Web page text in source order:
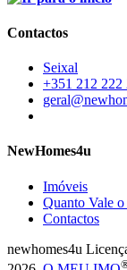
Contactos
Seixal
+351 212 222
NewHomes4u
Imóveis
Quanto Vale
Contactos
newhomes4u